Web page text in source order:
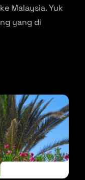
Malaysia. Yuk
yang di